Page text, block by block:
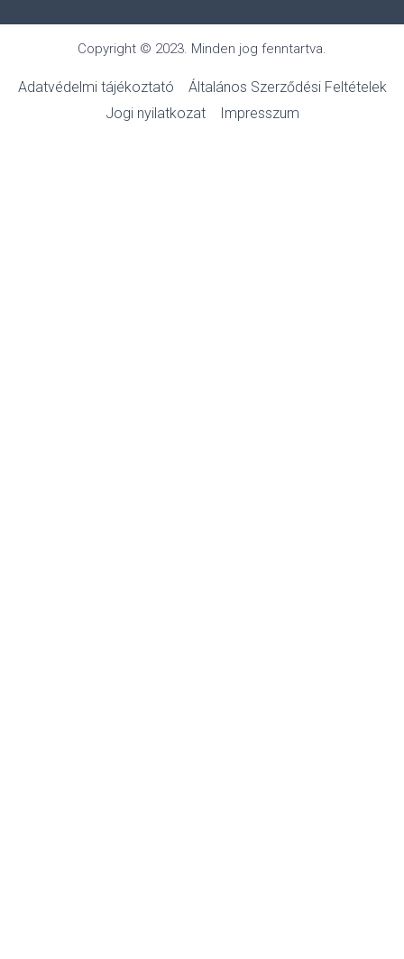
Copyright © 2023. Minden jog fenntartva.
Adatvédelmi tájékoztató
Általános Szerződési Feltételek
Jogi nyilatkozat
Impresszum